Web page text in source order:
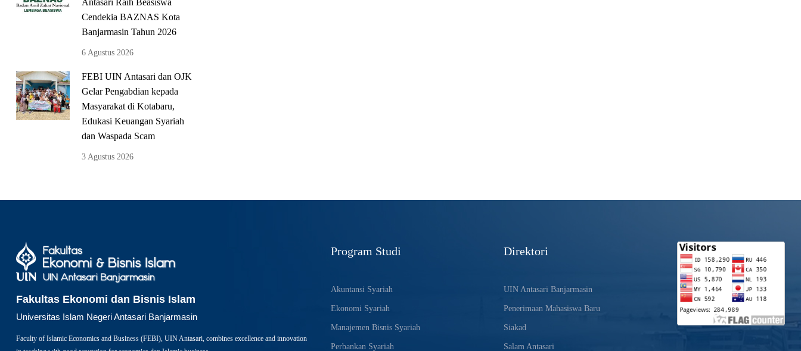
Cendekia BAZNAS Kota
Banjarmasin Tahun 2026
6 Agustus 2026
FEBI UIN Antasari dan OJK
Gelar Pengabdian kepada
Masyarakat di Kotabaru,
Edukasi Keuangan Syariah
dan Waspada Scam
3 Agustus 2026
Fakultas Ekonomi dan Bisnis Islam
Universitas Islam Negeri Antasari Banjarmasin
Faculty of Islamic Economics and Business (FEBI), UIN Antasari, combines excellence and innovation
Program Studi
Akuntansi Syariah
Ekonomi Syariah
Manajemen Bisnis Syariah
Perbankan Syariah
Direktori
UIN Antasari Banjarmasin
Penerimaan Mahasiswa Baru
Siakad
Salam Antasari